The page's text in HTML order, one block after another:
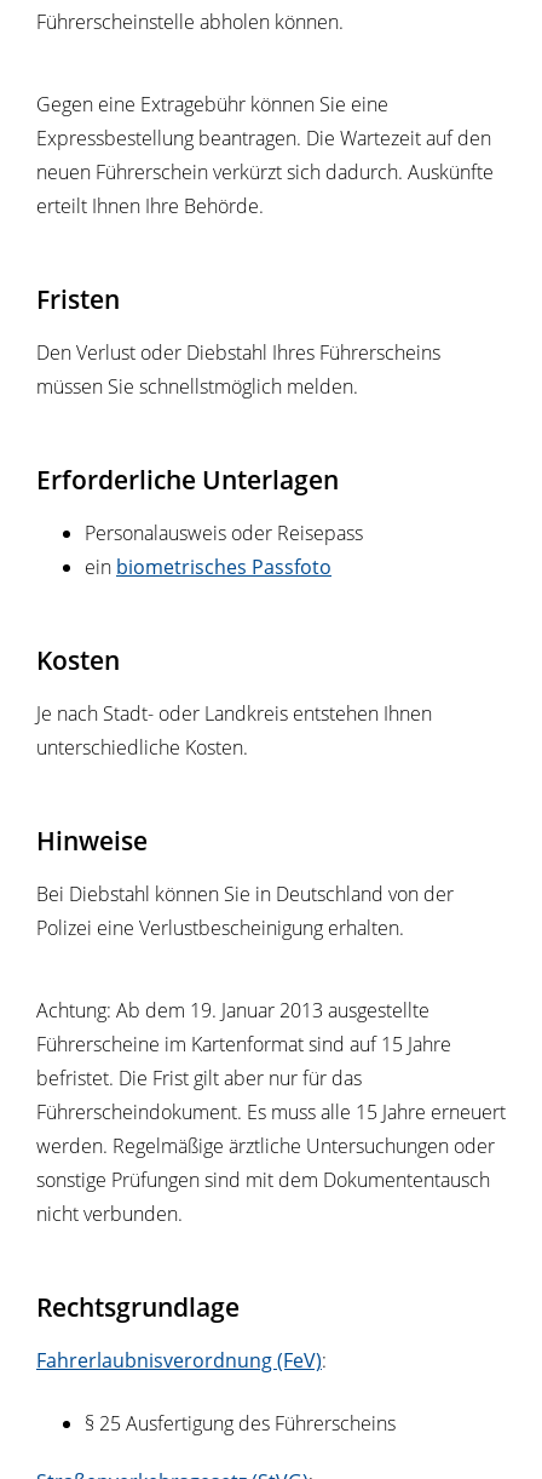
Führerscheinstelle abholen können.
Gegen eine Extragebühr können Sie eine
Expressbestellung beantragen. Die Wartezeit auf den
neuen Führerschein verkürzt sich dadurch. Auskünfte
erteilt Ihnen Ihre Behörde.
Fristen
Den Verlust oder Diebstahl Ihres Führerscheins
müssen Sie schnellstmöglich melden.
Erforderliche Unterlagen
Personalausweis oder Reisepass
ein biometrisches Passfoto
Kosten
Je nach Stadt- oder Landkreis entstehen Ihnen
unterschiedliche Kosten.
Hinweise
Bei Diebstahl können Sie in Deutschland von der
Polizei eine Verlustbescheinigung erhalten.
Achtung: Ab dem 19. Januar 2013 ausgestellte
Führerscheine im Kartenformat sind auf 15 Jahre
befristet. Die Frist gilt aber nur für das
Führerscheindokument. Es muss alle 15 Jahre erneuert
werden. Regelmäßige ärztliche Untersuchungen oder
sonstige Prüfungen sind mit dem Dokumententausch
nicht verbunden.
Rechtsgrundlage
Fahrerlaubnisverordnung (FeV):
§ 25 Ausfertigung des Führerscheins